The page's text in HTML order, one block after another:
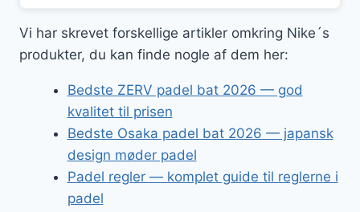
Vi har skrevet forskellige artikler omkring Nike´s
produkter, du kan finde nogle af dem her:
Bedste ZERV padel bat 2026 — god
kvalitet til prisen
Bedste Osaka padel bat 2026 — japansk
design møder padel
Padel regler — komplet guide til reglerne i
padel